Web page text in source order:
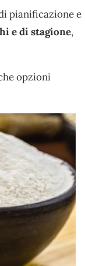
pianificazione e
e di stagione,
opzioni